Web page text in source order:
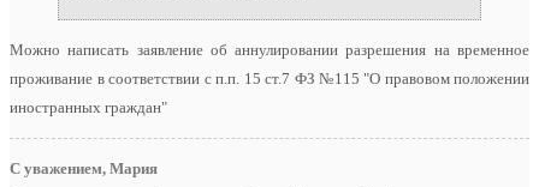
Можно написать заявление об аннулировании разрешения на временное
проживание в соответствии с п.п. 15 ст.7 ФЗ №115 "О правовом положении
иностранных граждан"
С уважением, Мария